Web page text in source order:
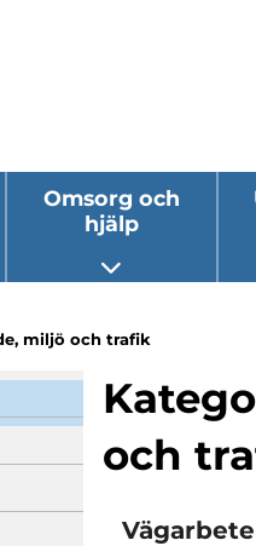
Omsorg och
hjälp
Öppna
miljö och trafik
och